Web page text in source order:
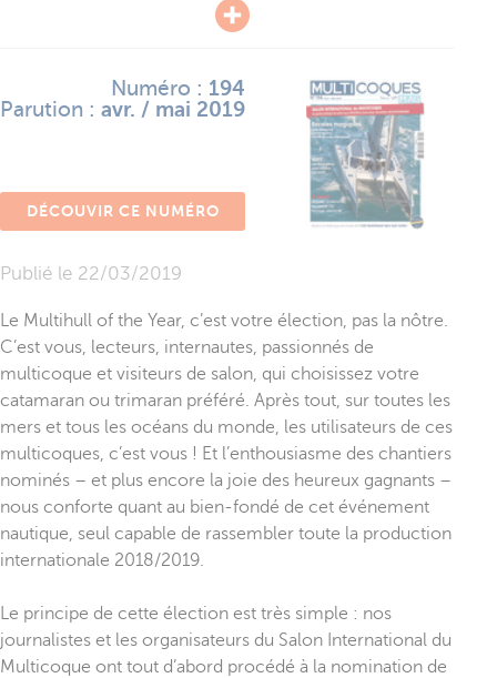
Publié le 22/03/2019
Numéro : 194
Parution : avr. / mai 2019
DÉCOUVIR CE NUMÉRO
Le Multihull of the Year, c’est votre élection, pas la nôtre.
C’est vous, lecteurs, internautes, passionnés de
multicoque et visiteurs de salon, qui choisissez votre
catamaran ou trimaran préféré. Après tout, sur toutes les
mers et tous les océans du monde, les utilisateurs de ces
multicoques, c’est vous ! Et l’enthousiasme des chantiers
nominés – et plus encore la joie des heureux gagnants –
nous conforte quant au bien-fondé de cet événement
nautique, seul capable de rassembler toute la production
internationale 2018/2019.
Le principe de cette élection est très simple : nos
journalistes et les organisateurs du Salon International du
Multicoque ont tout d’abord procédé à la nomination de